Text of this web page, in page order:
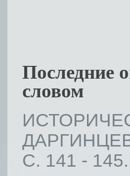
Последние
словом
С. 141 - 145.